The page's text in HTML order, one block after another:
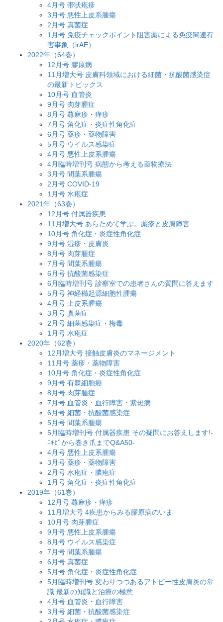
4月号 帯状疱疹
3月号 悪性上皮系腫瘍
2月号 真菌症
1月号 免疫チェックポイント阻害薬による免疫関連有
害事象（irAE）
2022年（64巻）
12月号 膠原病
11月増大号 皮膚科領域における細菌・抗酸菌感染症
の最新トピックス
10月号 血管炎
9月号 肉芽腫症
8月号 蕁麻疹・痒疹
7月号 角化症・炎症性角化症
6月号 薬疹・薬物障害
5月号 ウイルス感染症
4月号 悪性上皮系腫瘍
4月臨時増刊号 病態から考える薬物療法
3月号 間葉系腫瘍
2月号 COVID-19
1月号 水疱症
2021年（63巻）
12月号 付属器疾患
11月増大号 あらためて学ぶ。薬疹と皮膚障害
10月号 角化症・炎症性角化症
9月号 湿疹・皮膚炎
8月号 肉芽腫症
7月号 間葉系腫瘍
6月号 抗酸菌感染症
6月臨時増刊号 診察室での患者さんの質問に答えます
5月号 神経櫛起源細胞性腫瘍
4月号 上皮系腫瘍
3月号 真菌症
2月号 細菌感染症・梅毒
1月号 水疱症
2020年（62巻）
12月増大号 接触皮膚炎のマネージメント
11月号 薬疹・薬物障害
10月号 角化症・炎症性角化症
9月号 有棘細胞癌
8月号 肉芽腫症
7月号 血管炎・血行障害・紫斑病
6月号 細菌・抗酸菌感染症
5月号 間葉系腫瘍
5月臨時増刊号 付属器疾患 その疑問にお答えします!-
ﾆｷﾋﾞから巻き爪までQ&A50-
4月号 悪性上皮系腫瘍
3月号 薬疹・薬物障害
2月号 水疱症・膿疱症
1月号 角化症・炎症性角化症
2019年（61巻）
12月号 蕁麻疹・痒疹
11月増大号 4疾患からみる膠原病のいま
10月号 肉芽腫症
9月号 悪性上皮系腫瘍
8月号 ウイルス感染症
7月号 間葉系腫瘍
6月号 真菌症
5月号 角化症・炎症性角化症
5月臨時増刊号 変わりつつあるアトピー性皮膚炎の常
識 最新の知識と治療の極意
4月号 血管炎・血行障害
3月号 細菌・抗酸菌感染症